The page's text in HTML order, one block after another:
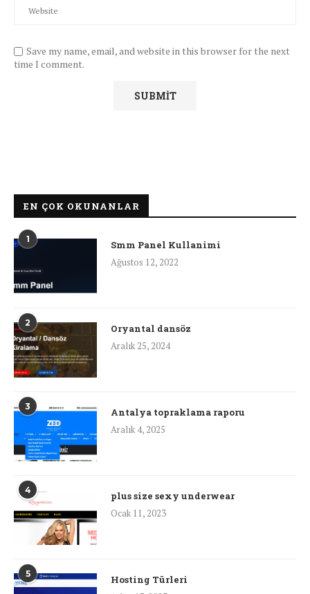
Save my name, email, and website in this browser for the next
time I comment.
EN ÇOK OKUNANLAR
1
Smm Panel Kullanimi
Ağustos 12, 2022
2
Oryantal dansöz
Aralık 25, 2024
3
Antalya topraklama raporu
Aralık 4, 2025
4
plus size sexy underwear
Ocak 11, 2023
5
Hosting Türleri